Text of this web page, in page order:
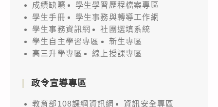
成績缺曠
學生學習歷程檔案專區
學生手冊
學生事務與轉導工作網
學生事務資訊網
社團選填系統
學生自主學習專區
新生專區
高三升學專區
線上授課專區
政令宣導專區
教育部108課綱資訊網
資訊安全專區